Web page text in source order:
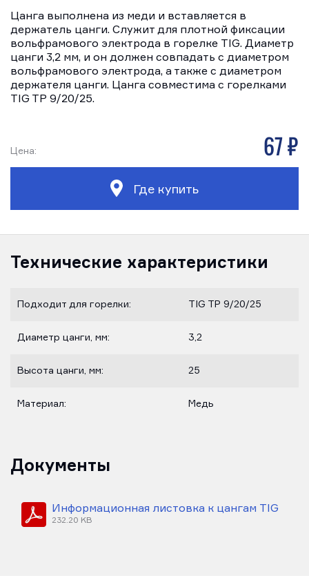
Цанга выполнена из меди и вставляется в
держатель цанги. Служит для плотной фиксации
вольфрамового электрода в горелке TIG. Диаметр
цанги 3,2 мм, и он должен совпадать с диаметром
вольфрамового электрода, а также с диаметром
держателя цанги. Цанга совместима с горелками
TIG TP 9/20/25.
Цена: 67 р
Где купить
Технические характеристики
Подходит для горелки: TIG TP 9/20/25
Диаметр цанги, мм: 3,2
Высота цанги, мм: 25
Материал: Медь
Документы
Информационная листовка к цангам TIG
232.20 KB